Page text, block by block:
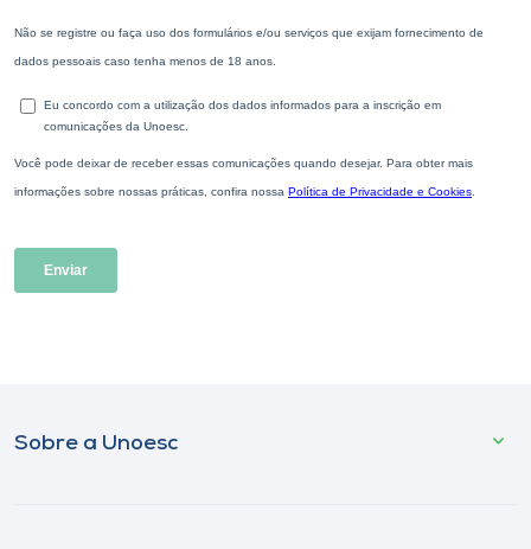
Sobre a Unoesc